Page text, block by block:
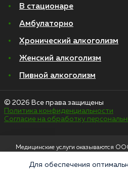
В стационаре
Амбулаторно
Хронический алкоголизм
Женский алкоголизм
Пивной алкоголизм
© 2026 Все права защищены
Политика конфиденциальности
Согласие на обработку
Медицинские услуги оказываются
Москва, улица 8 Марта,
Для обеспечения